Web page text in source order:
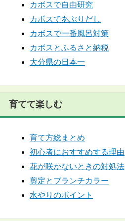
カボスで自由研究
カボスであぶりだし
カボスで一番風呂対策
カボスとふるさと納税
大分県の日本一
育てて楽しむ
育て方総まとめ
初心者におすすめする理由
花が咲かないときの対処法
剪定とブランチカラー
水やりのポイント